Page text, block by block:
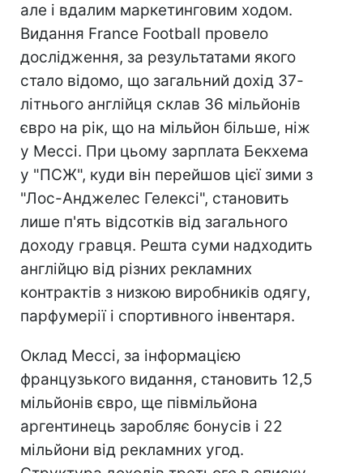
але і вдалим маркетинговим ходом.
Видання France Football провело
дослідження, за результатами якого
стало відомо, що загальний дохід 37-
літнього англійця склав 36 мільйонів
євро на рік, що на мільйон більше, ніж
у Мессі. При цьому зарплата Бекхема
у "ПСЖ", куди він перейшов цієї зими з
"Лос-Анджелес Гелексі", становить
лише п'ять відсотків від загального
доходу гравця. Решта суми надходить
англійцю від різних рекламних
контрактів з низкою виробників одягу,
парфумерії і спортивного інвентаря.
Оклад Мессі, за інформацією
французького видання, становить 12,5
мільйонів євро, ще півмільйона
аргентинець заробляє бонусів і 22
мільйони від рекламних угод.